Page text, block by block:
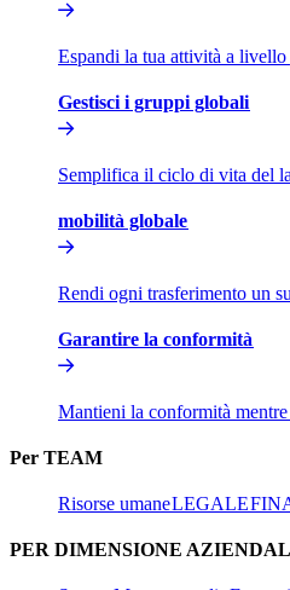
Espandi la tua attività a livello
Gestisci i gruppi globali​​
Semplifica il ciclo di vita del
mobilità globale​​
Rendi ogni trasferimento un
Garantire la conformità​​
Mantieni la conformità
Per TEAM​​
Risorse umane​​LEGALE​​
PER DIMENSIONE